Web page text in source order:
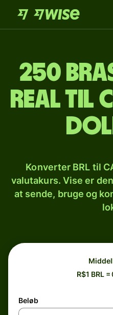
250
real til
Konverter BRL til
valutakurs. Vise er
at sende, bruge og
R$1 BRL
Beløb